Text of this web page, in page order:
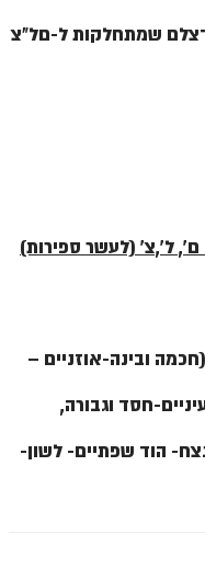
דצלם שמתחלקות ל-םל"צ
ם', ל',צ' (לעשר ספירות)
ובינה-אוזניים –
חסד וגבורה,
הוד שפתיים- לשון-